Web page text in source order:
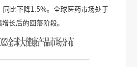
同比下降1.5%。全球医药市场处于
长后的回落阶段。